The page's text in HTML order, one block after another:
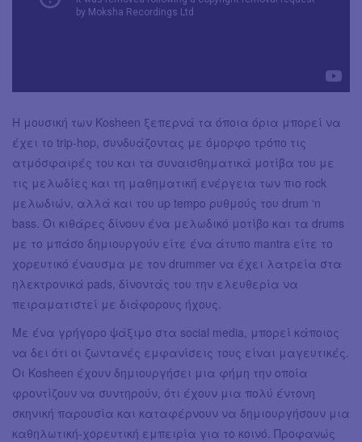
Η μουσική των Kosheen ξεπερνά τα όποια όρια μπορεί να
έχει το trip-hop, συνδυάζοντας με όμορφο τρόπο τις
ατμόσφαιρές του και τα συναισθηματικά μοτίβα του με
τις μελωδίες και τη μαθηματική ενέργεια των πιο rock
μελωδιών, αλλά και του up tempo ρυθμούς του drum ‘n
bass. Οι κιθάρες δίνουν ένα μελωδικό μοτίβο και τα drums
με το μπάσο δημιουργούν είτε ένα άτυπο mantra είτε το
χορευτικό έναυσμα με τον drummer να έχει λατρεία στα
ηλεκτρονικά pads, δίνοντάς του την ελευθερία να
πειραματιστεί με διάφορους ήχους.
Με ένα γρήγορο ψάξιμο στα social media, μπορεί κάποιος
να δει ότι οι ζωντανές εμφανίσεις τους είναι μαγευτικές.
Οι Kosheen έχουν δημιουργήσει μια φήμη την οποία
φροντίζουν να συντηρούν, ότι έχουν μια πολύ έντονη
σκηνική παρουσία και καταφέρνουν να δημιουργήσουν μια
καθηλωτική-χορευτική εμπειρία για το κοινό. Προφανώς